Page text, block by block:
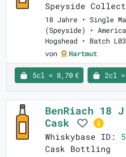
Speyside
18 Jahre • Single
(Speyside) •
Hogshead • Batch
von
Hartmut
5cl = 8,70 € 2cl =
BenRiach 18
Cask
Whiskybase ID:
Cask Bottling